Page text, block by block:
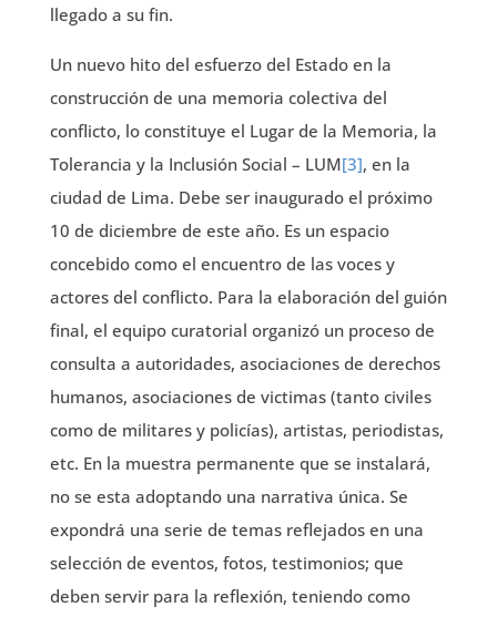
llegado a su fin.
Un nuevo hito del esfuerzo del Estado en la
construcción de una memoria colectiva del
conflicto, lo constituye el Lugar de la Memoria, la
Tolerancia y la Inclusión Social – LUM[3], en la
ciudad de Lima. Debe ser inaugurado el próximo
10 de diciembre de este año. Es un espacio
concebido como el encuentro de las voces y
actores del conflicto. Para la elaboración del guión
final, el equipo curatorial organizó un proceso de
consulta a autoridades, asociaciones de derechos
humanos, asociaciones de victimas (tanto civiles
como de militares y policías), artistas, periodistas,
etc. En la muestra permanente que se instalará,
no se esta adoptando una narrativa única. Se
expondrá una serie de temas reflejados en una
selección de eventos, fotos, testimonios; que
deben servir para la reflexión, teniendo como